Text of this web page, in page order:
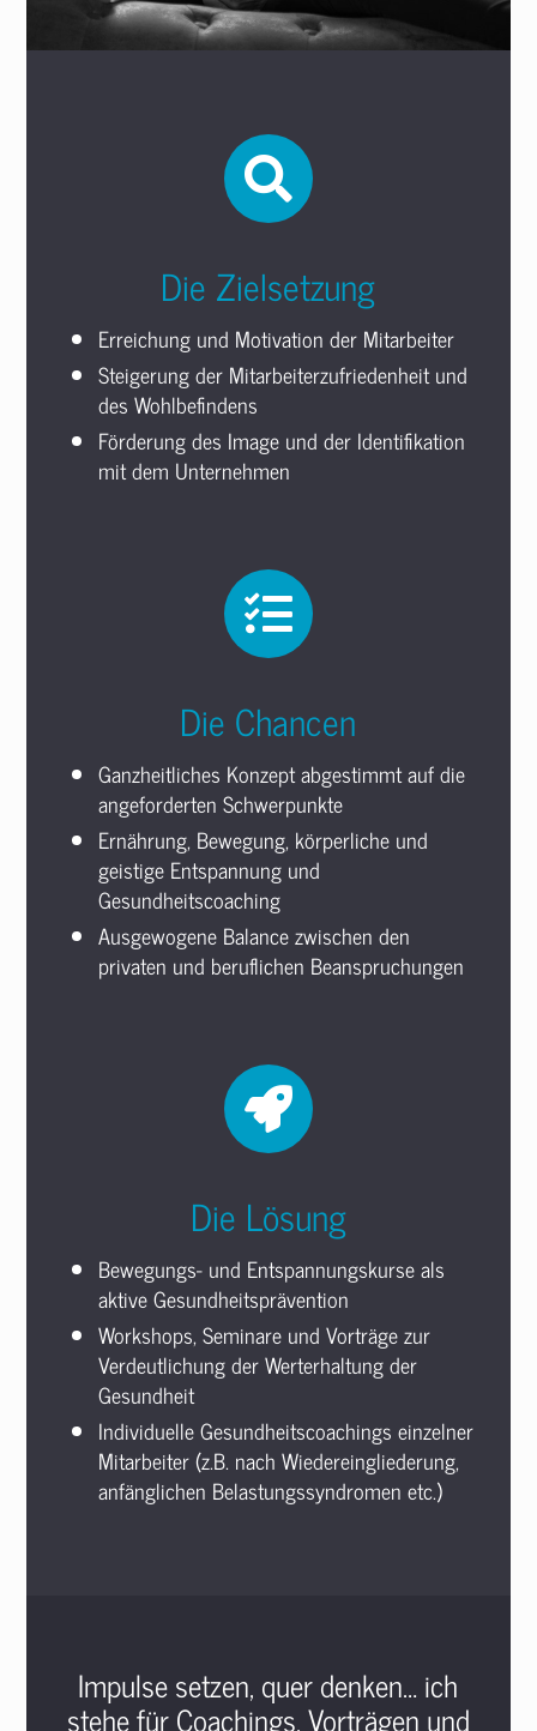
Die Zielsetzung
Erreichung und Motivation der Mitarbeiter
Steigerung der Mitarbeiterzufriedenheit und
des Wohlbefindens
Förderung des Image und der Identifikation
mit dem Unternehmen
Die Chancen
Ganzheitliches Konzept abgestimmt auf die
angeforderten Schwerpunkte
Ernährung, Bewegung, körperliche und
geistige Entspannung und
Gesundheitscoaching
Ausgewogene Balance zwischen den
privaten und beruflichen Beanspruchungen
Die Lösung
Bewegungs- und Entspannungskurse als
aktive Gesundheitsprävention
Workshops, Seminare und Vorträge zur
Verdeutlichung der Werterhaltung der
Gesundheit
Individuelle Gesundheitscoachings einzelner
Mitarbeiter (z.B. nach Wiedereingliederung,
anfänglichen Belastungssyndromen etc.)
Impulse setzen, quer denken… ich
stehe für Coachings, Vorträgen und